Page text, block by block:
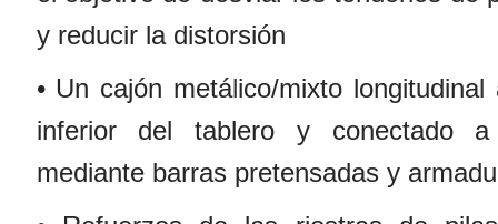
y reducir la distorsión
• Un cajón metálico/mixto
inferior del tablero y conectado
mediante barras pretensadas y